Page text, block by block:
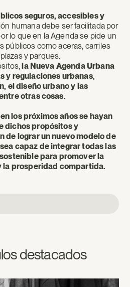
seguros, accesibles y
humana debe ser facilitada por
lo que en la Agenda se pide un
públicos como aceras, carriles
y parques.
la Nueva Agenda Urbana
y regulaciones urbanas,
el diseño urbano y las
otras cosas.
los próximos años se hayan
dichos propósitos y
de lograr un nuevo modelo de
capaz de integrar todas las
para promover la
la prosperidad compartida.
destacados